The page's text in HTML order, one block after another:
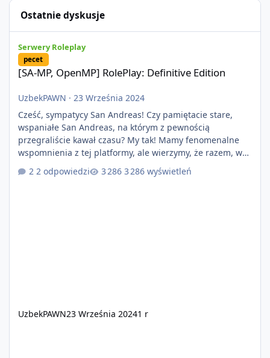
Ostatnie dyskusje
Serwery Roleplay
pecet
[SA-MP, OpenMP] RolePlay: Definitive Edition
UzbekPAWN · 23 Września 2024
Cześć, sympatycy San Andreas! Czy pamiętacie stare,
wspaniałe San Andreas, na którym z pewnością
przegraliście kawał czasu? My tak! Mamy fenomenalne
wspomnienia z tej platformy, ale wierzymy, że razem, w
nowopowstającym projekcie RolePlay: Definitive Edition
uda nam się zbudować nowe, piękne chwile w roleplayu,
2 odpowiedzi 3 286 wyświetleń
UzbekPAWN23 Września 20241 r